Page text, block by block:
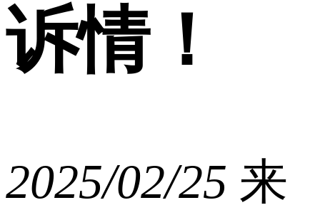
诉情！
2025/02/25 来